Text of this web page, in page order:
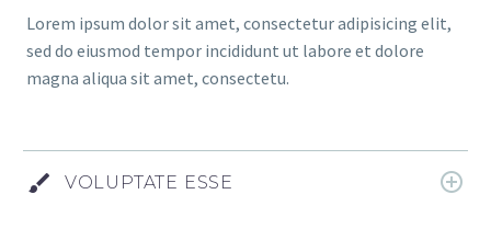
Lorem ipsum dolor sit amet, consectetur adipisicing elit,
sed do eiusmod tempor incididunt ut labore et dolore
magna aliqua sit amet, consectetu.
VOLUPTATE ESSE